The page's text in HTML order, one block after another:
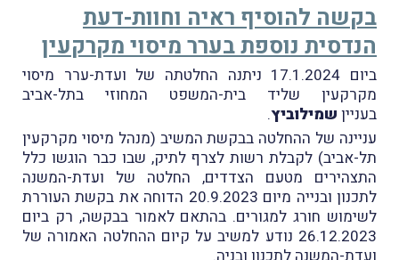
בקשה להוסיף ראיה וחוות-דעת
הנדסית נוספת בערר מיסוי מקרקעין
ביום 17.1.2024 ניתנה החלטתה של ועדת-ערר מיסוי
מקרקעין שליד בית-המשפט המחוזי בתל-אביב
בעניין שמילוביץ.
עניינה של ההחלטה בבקשת המשיב (מנהל מיסוי מקרקעין
תל-אביב) לקבלת רשות לצרף לתיק, שבו כבר הוגשו כלל
התצהירים מטעם הצדדים, החלטה של ועדת-המשנה
לתכנון ובנייה מיום 20.9.2023 הדוחה את בקשת העוררת
לשימוש חורג למגורים. בהתאם לאמור בבקשה, רק ביום
26.12.2023 נודע למשיב על קיום ההחלטה האמורה של